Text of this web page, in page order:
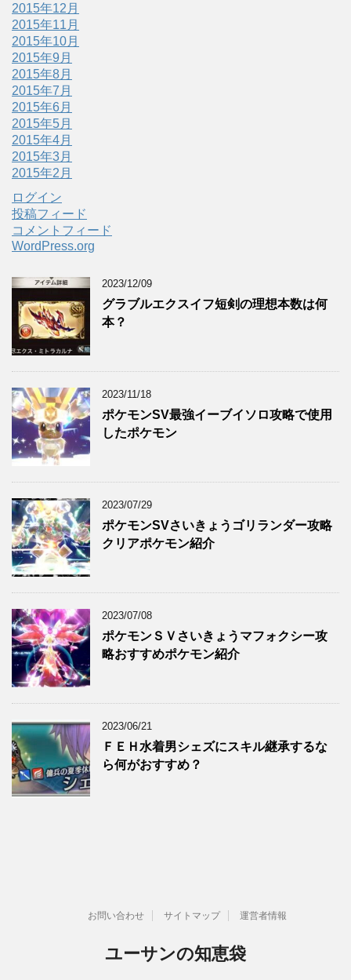
2015年12月
2015年11月
2015年10月
2015年9月
2015年8月
2015年7月
2015年6月
2015年5月
2015年4月
2015年3月
2015年2月
ログイン
投稿フィード
コメントフィード
WordPress.org
2023/12/09
グラブルエクスイフ短剣の理想本数は何
本？
2023/11/18
ポケモンSV最強イーブイソロ攻略で使用
したポケモン
2023/07/29
ポケモンSVさいきょうゴリランダー攻略
クリアポケモン紹介
2023/07/08
ポケモンＳＶさいきょうマフォクシー攻
略おすすめポケモン紹介
2023/06/21
ＦＥＨ水着男シェズにスキル継承するな
ら何がおすすめ？
お問い合わせ サイトマップ 運営者情報
ユーサンの知恵袋